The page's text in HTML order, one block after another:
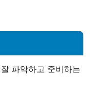
파악하고 준비하는